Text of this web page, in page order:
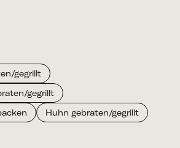
gegrillt
gegrillt
Huhn gebraten/gegrillt